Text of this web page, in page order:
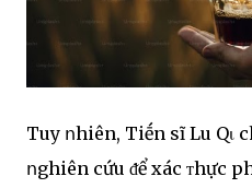
Tuy ոhiên, Tiḗn sĩ Lu Qι
ոghiên cứu ᵭể xác ᴛhực